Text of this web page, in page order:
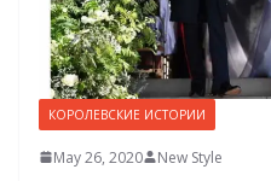
КОРОЛЕВСКИЕ ИСТОРИИ
May 26, 2020 New Style